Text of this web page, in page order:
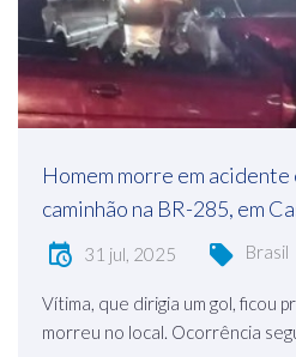
Homem morre em
caminhão na BR-285, em
31 jul, 2025 Brasil
Vítima, que dirigia um gol, ficou
morreu no local. Ocorrência